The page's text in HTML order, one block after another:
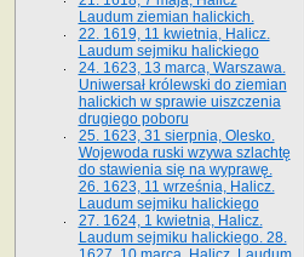
Laudum ziemian halickich.
22. 1619, 11 kwietnia, Halicz.
Laudum sejmiku halickiego
24. 1623, 13 marca, Warszawa.
Uniwersał królewski do ziemian
halickich w sprawie uiszczenia
drugiego poboru
25. 1623, 31 sierpnia, Olesko.
Wojewoda ruski wzywa szlachtę
do stawienia się na wyprawę.
26. 1623, 11 września, Halicz.
Laudum sejmiku halickiego
27. 1624, 1 kwietnia, Halicz.
Laudum sejmiku halickiego. 28.